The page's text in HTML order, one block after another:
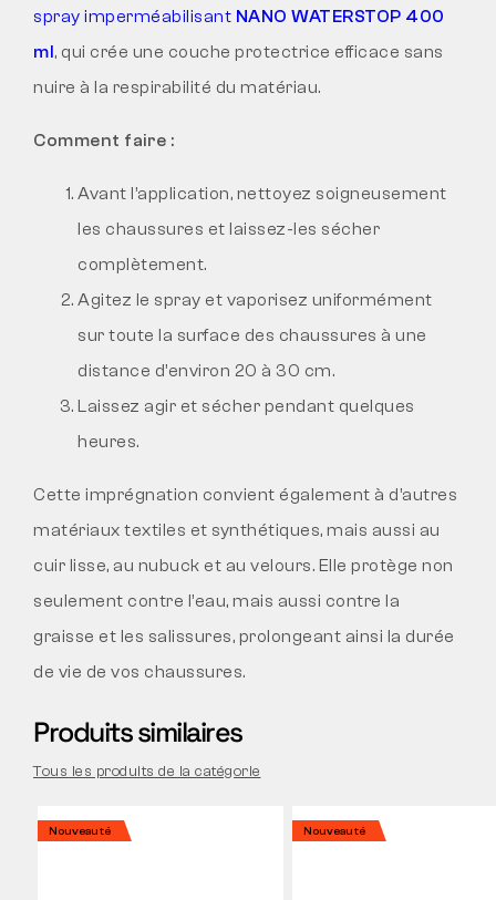
spray imperméabilisant NANO WATERSTOP 400
ml, qui crée une couche protectrice efficace sans
nuire à la respirabilité du matériau.
Comment faire :
Avant l’application, nettoyez soigneusement
les chaussures et laissez-les sécher
complètement.
Agitez le spray et vaporisez uniformément
sur toute la surface des chaussures à une
distance d’environ 20 à 30 cm.
Laissez agir et sécher pendant quelques
heures.
Cette imprégnation convient également à d’autres
matériaux textiles et synthétiques, mais aussi au
cuir lisse, au nubuck et au velours. Elle protège non
seulement contre l’eau, mais aussi contre la
graisse et les salissures, prolongeant ainsi la durée
de vie de vos chaussures.
Produits similaires
Tous les produits de la catégorie
Nouveauté Nouveauté